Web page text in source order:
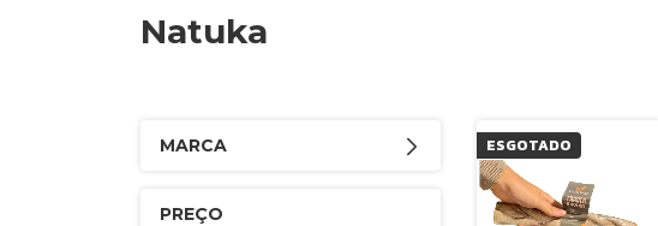
Natuka
MARCA
PREÇO
ESGOTADO